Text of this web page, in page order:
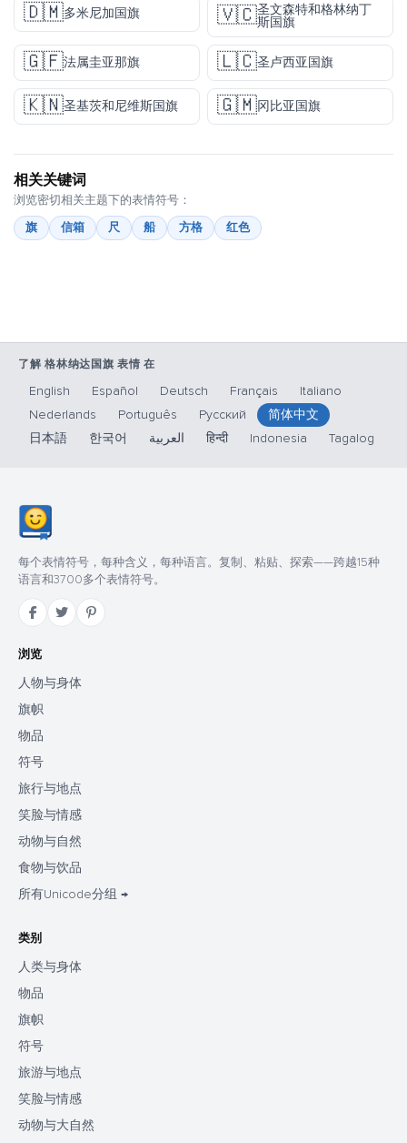
🇩🇲多米尼加国旗 🇻🇨圣文森特和格林纳丁
斯国旗
🇬🇫法属圭亚那旗 🇱🇨圣卢西亚国旗
🇰🇳圣基茨和尼维斯国旗 🇬🇲冈比亚国旗
相关关键词
浏览密切相关主题下的表情符号：
旗
信箱 尺 船 方格 红色
了解 格林纳达国旗 表情 在
English Español Deutsch Français
Italiano
Nederlands
Português Русский
简体中文
日本語
한국어 العربية हिन्दी Indonesia Tagalog
每个表情符号，每种含义，每种语言。复制、粘贴、探索——跨越15种
语言和3700多个表情符号。
浏览
人物与身体
旗帜
物品
符号
旅行与地点
笑脸与情感
动物与自然
食物与饮品
所有Unicode分组 →
类别
人类与身体
物品
旗帜
符号
旅游与地点
笑脸与情感
动物与大自然